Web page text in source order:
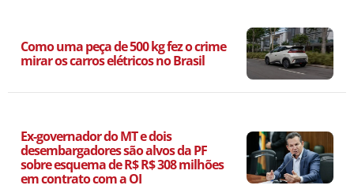
Como uma peça de 500 kg fez o crime
mirar os carros elétricos no Brasil
Ex-governador do MT e dois
desembargadores são alvos da PF
sobre esquema de R$ R$ 308 milhões
em contrato com a OI